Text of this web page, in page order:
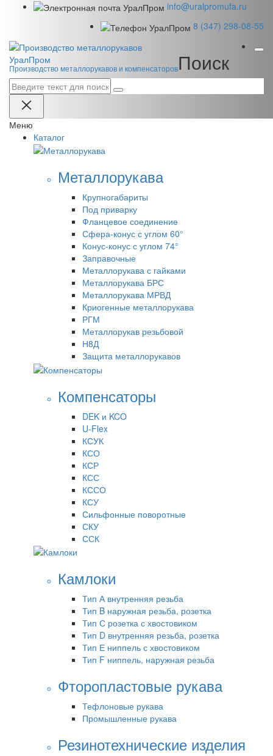
info@uralpromufa.ru
8 (347) 298‑08‑55
УралПром
Производство металлорукавов и компенсаторовПоиск
Меню
Каталог
Металлорукава
Крупногабариты
Под приварку
Фланцевое соединение
Сфера-конус с углом 60°
Конус-конус с углом 74°
Заправочные
Металлорукава с гайками
Металлорукава БРС
Металлорукава МРВД
Криогенные металлорукава
РГМ
Металлорукав резьбовой
Н8Д
Защита металлорукавов
Компенсаторы
DEK и KCO
U-Flex
КСУК
КСО
КСР
КСС
КССО
КСУ
Сильфонные поворотные
СКУ
ССК
Камлоки
Тип А внутренняя резьба
Тип B наружная резьба, розетка
Тип С розетка с хвостовиком
Тип D внутренняя резьба, розетка
Тип Е ниппель с хвостовиком
Тип F ниппель, наружная резьба
Фторопластовые рукава
Тефлоновые рукава
Промышленные рукава
Резинотехнические изделия